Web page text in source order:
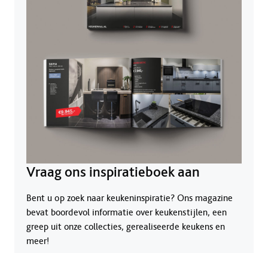
Vraag ons inspiratieboek aan
Bent u op zoek naar keukeninspiratie? Ons magazine
bevat boordevol informatie over keukenstijlen, een
greep uit onze collecties, gerealiseerde keukens en
meer!